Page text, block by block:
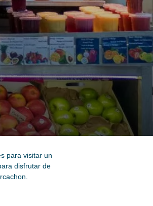
para visitar un
disfrutar de